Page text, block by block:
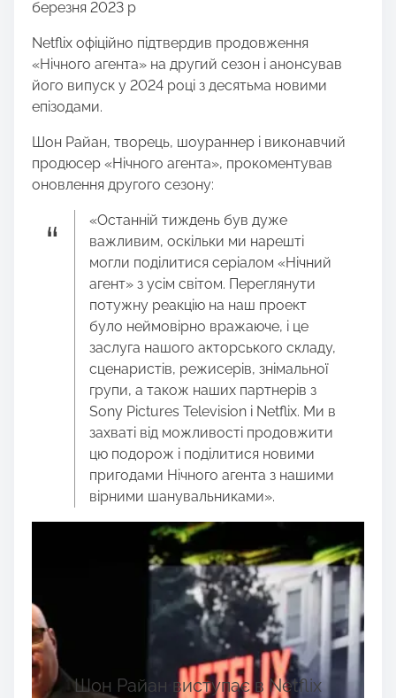
березня 2023 р
Netflix офіційно підтвердив продовження
«Нічного агента» на другий сезон і анонсував
його випуск у 2024 році з десятьма новими
епізодами.
Шон Райан, творець, шоураннер і виконавчий
продюсер «Нічного агента», прокоментував
оновлення другого сезону:
«Останній тиждень був дуже
важливим, оскільки ми нарешті
могли поділитися серіалом «Нічний
агент» з усім світом. Переглянути
потужну реакцію на наш проект
було неймовірно вражаюче, і це
заслуга нашого акторського складу,
сценаристів, режисерів, знімальної
групи, а також наших партнерів з
Sony Pictures Television і Netflix. Ми в
захваті від можливості продовжити
цю подорож і поділитися новими
пригодами Нічного агента з нашими
вірними шанувальниками».
Шон Райан виступає в Netflix